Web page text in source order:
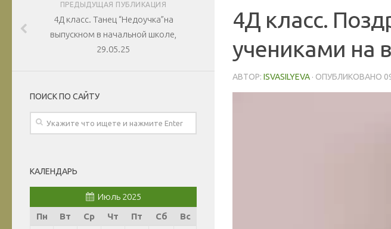
4Д класс.
учениками на
АВТОР: ISVASILYEVA · ОПУБЛИКОВАНО
ПРЕДЫДУЩАЯ ПУБЛИКАЦИЯ
4Д класс. Танец “Недоучка”на
выпускном в начальной школе,
29.05.25
ПОИСК ПО САЙТУ
КАЛЕНДАРЬ
Июль 2025
Пн
Вт Ср Чт Пт Сб
Вс